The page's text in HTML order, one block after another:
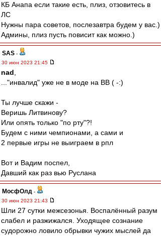
КБ Анапа если такие есть, плиз, отзовитесь в
ЛС
Нужны пара советов, послезавтра будем у вас.)
Админы, плиз пусть повисит как можно.)
SAS -
30 июн 2023 21:45
nad
..."инвалид" уже не в моде на ВВ ( -:)
Ты лучше скажи -
Веришь Литвинову?
Или опять только "по рту"?!
Будем с ними чемпионами, а сами и
2 первые игры не выиграем в рпл
Вот и Вадим поспел,
Давший как раз вью Руслана
МосфОлд -
30 июн 2023 21:43
Шли 27 сутки межсезонья. Воспалённый разум
слабел и разжижался. Уходящее сознание
судорожно ловило обрывки чужих мыслей да